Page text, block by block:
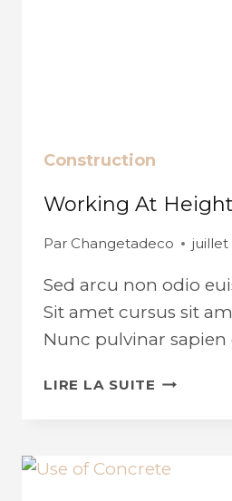
Construction
Working At
Par Changetadeco juillet
Sed arcu non odio
Sit amet cursus sit
Nunc pulvinar sapien
LIRE LA SUITE WORKING